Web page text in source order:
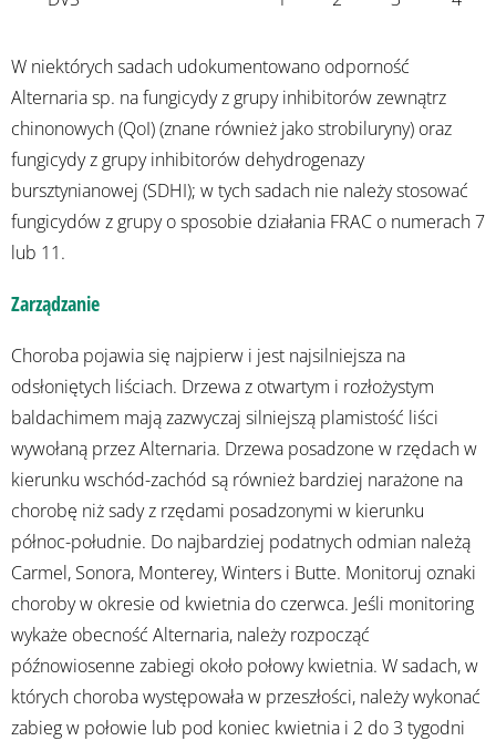
W niektórych sadach udokumentowano odporność
Alternaria sp. na fungicydy z grupy inhibitorów zewnątrz
chinonowych (QoI) (znane również jako strobiluryny) oraz
fungicydy z grupy inhibitorów dehydrogenazy
bursztynianowej (SDHI); w tych sadach nie należy stosować
fungicydów z grupy o sposobie działania FRAC o numerach 7
lub 11.
Zarządzanie
Choroba pojawia się najpierw i jest najsilniejsza na
odsłoniętych liściach. Drzewa z otwartym i rozłożystym
baldachimem mają zazwyczaj silniejszą plamistość liści
wywołaną przez Alternaria. Drzewa posadzone w rzędach w
kierunku wschód-zachód są również bardziej narażone na
chorobę niż sady z rzędami posadzonymi w kierunku
północ-południe. Do najbardziej podatnych odmian należą
Carmel, Sonora, Monterey, Winters i Butte. Monitoruj oznaki
choroby w okresie od kwietnia do czerwca. Jeśli monitoring
wykaże obecność Alternaria, należy rozpocząć
późnowiosenne zabiegi około połowy kwietnia. W sadach, w
których choroba występowała w przeszłości, należy wykonać
zabieg w połowie lub pod koniec kwietnia i 2 do 3 tygodni